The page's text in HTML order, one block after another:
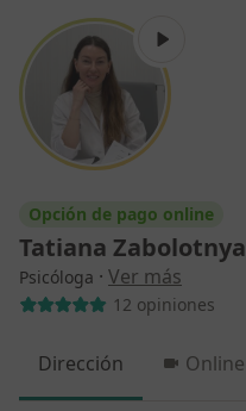
Opción de pago online
Tatiana Zabolotnya
Psicóloga · Ver más
12 opiniones
Dirección Online